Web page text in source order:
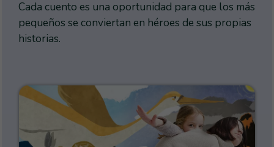
Cada cuento es una oportunidad para que los más
pequeños se conviertan en héroes de sus propias
historias.